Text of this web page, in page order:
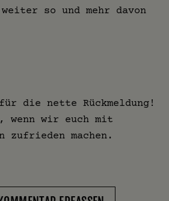
so und mehr davon
die nette Rückmeldung!
wenn wir euch mit
zufrieden machen.